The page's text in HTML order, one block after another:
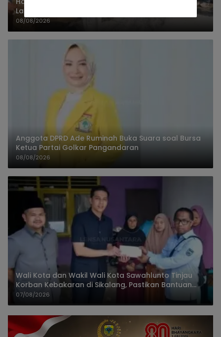
Lapangan Dipandu dari Rama Shinta Cirebon
08/08/2026
Anggota DPRD Ade Ruminah Buka Suara soal Bursa
Ketua Partai Golkar Pangandaran
08/08/2026
Wali Kota dan Wakil Wali Kota Sawahlunto Tinjau
Korban Kebakaran di Sikalang, Pastikan Bantuan
dan Perkuat Mitigasi Bencana
07/08/2026